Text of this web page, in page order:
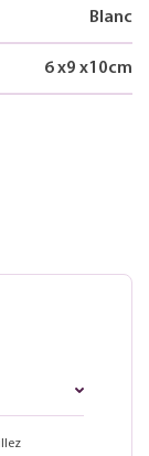
Blanc
6x9 x10cm